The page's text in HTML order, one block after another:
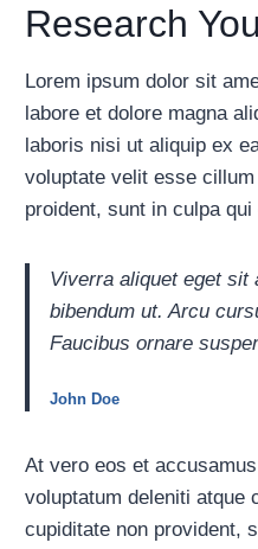
Research
Lorem ipsum dolor sit
labore et dolore magna
laboris nisi ut aliquip ex
voluptate velit esse
proident, sunt in culpa
Viverra aliquet eget sit
bibendum ut. Arcu
Faucibus ornare
John Doe
At vero eos et
voluptatum deleniti atque
cupiditate non provident,